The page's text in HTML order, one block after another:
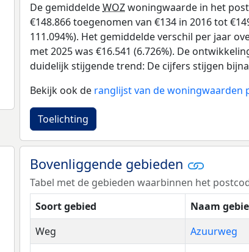
De gemiddeldeWOZwoningwaarde in het
€148.866 toegenomen van €134 in 2016 tot
111.094%). Het gemiddelde verschil per jaar
met 2025 was €16.541 (6.726%). De
duidelijk stijgende trend: De cijfers stijgen
Bekijk ook de ranglijst van de woningwaarden
Toelichting
Bovenliggende gebieden
Tabel met de gebieden waarbinnen het
Soort gebied
Naam
Weg
Azuurweg